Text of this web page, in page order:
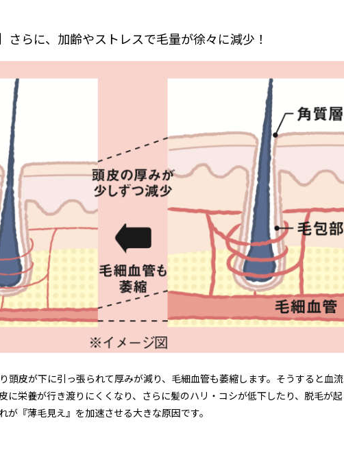
さらに、加齢やストレスで毛量が徐々に減少！
頭皮が下に引っ張られて厚みが減り、毛細血管も萎縮します。そうすると血流
に栄養が行き渡りにくくなり、さらに髪のハリ・コシが低下したり、脱毛が起
が『薄毛見え』を加速させる大きな原因です。